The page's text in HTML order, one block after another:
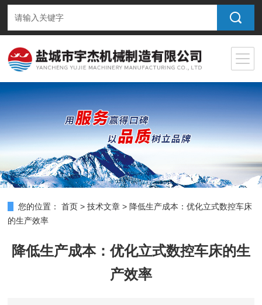
您的位置： 首页 >技术文章 > 降低生产成本：优化立式数控车床
的生产效率
降低生产成本：优化立式数控车床的生
产效率